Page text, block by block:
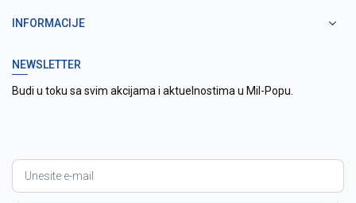
INFORMACIJE
NEWSLETTER
Budi u toku sa svim akcijama i aktuelnostima u Mil-Popu.